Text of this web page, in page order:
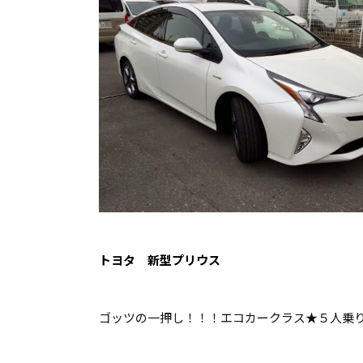
トヨタ 新型プリウス
ゴッツの一押し！！！エコカークラス★５人乗